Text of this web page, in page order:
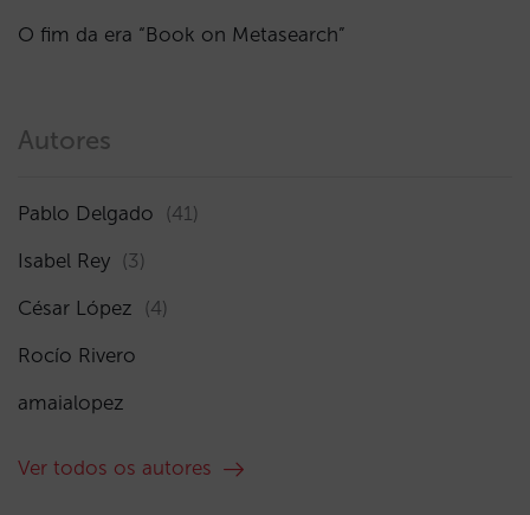
O fim da era “Book on Metasearch”
Autores
Pablo Delgado (41)
Isabel Rey (3)
César López (4)
Rocío Rivero
amaialopez
Ver todos os autores